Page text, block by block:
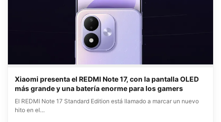
Xiaomi presenta el REDMI Note 17, con la pantalla OLED
más grande y una batería enorme para los gamers
El REDMI Note 17 Standard Edition está llamado a marcar un nuevo
hito en el…